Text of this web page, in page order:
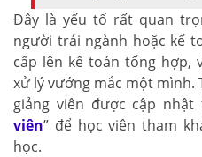
Đây là yếu tố rất quan
người trái ngành hoặc kế
cấp lên kế toán tổng hợp,
xử lý vướng mắc một mình.
giảng viên được cập nhật
viên” để học viên tham
học.